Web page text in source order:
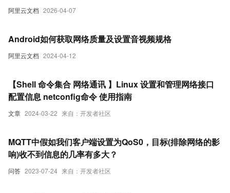
阿里云文档 2026-04-07
阿里云文档 2024-04-12
Android如何获取网络质量及设置音视频规格
文章 2024-03-22 来自：开发者社区
【Shell 命令集合 网络通讯 】Linux 设置和管理网络接口
配置信息 netconfig命令 使用指南
问答 2023-07-24 来自：开发者社区
MQTT中假如我们客户端设置为QoS0，目标(排除网络的影
响)收不到信息的几率有多大？